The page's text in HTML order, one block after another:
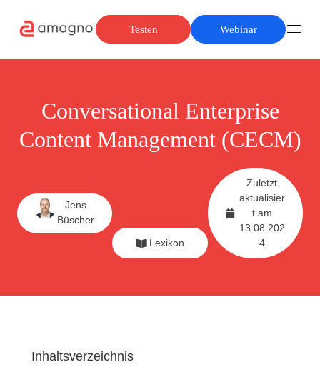
Testen Webinar
Conversational Enterprise
Content Management (CECM)
Jens
Büscher
Lexikon
Zuletzt
aktualisier
t am
13.08.202
4
Inhaltsverzeichnis